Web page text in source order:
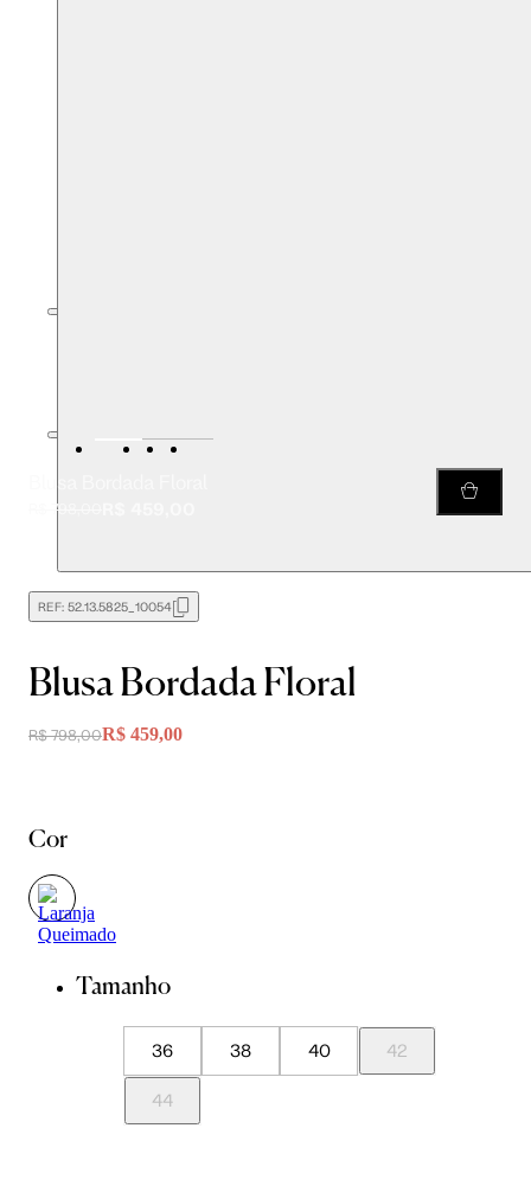
R$ 798,00
REF: 52.13.5825_10054
Blusa Bordada Floral
R$ 798,00R$ 459,00
Cor
Tamanho
36 38 40 42
44